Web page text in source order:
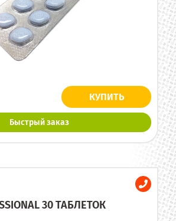
КУПИТЬ
Быстрый заказ
30 ТАБЛЕТОК